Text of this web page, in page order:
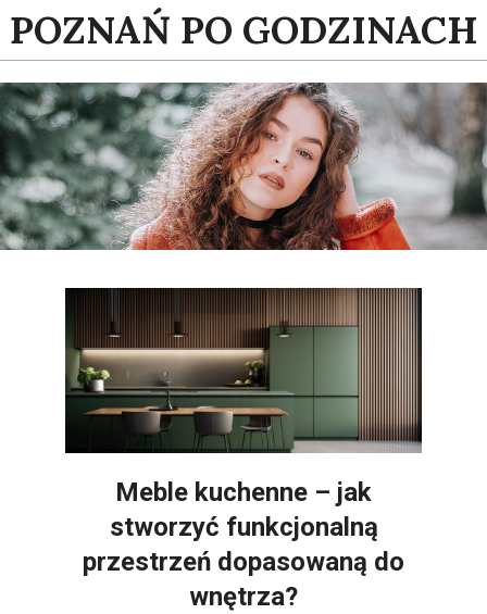
to
content
POZNAŃ PO GODZINACH
Meble kuchenne – jak
stworzyć funkcjonalną
przestrzeń dopasowaną do
wnętrza?